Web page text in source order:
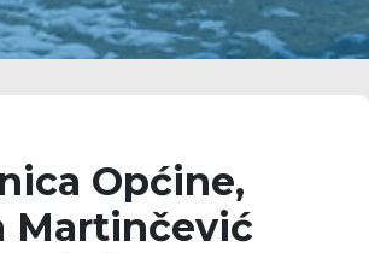
Općine,
Martinčević